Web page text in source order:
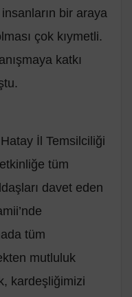
bir araya
çok kıymetli.
katkı
İl Temsilciliği
tüm
davet eden
tüm
mutluluk
kardeşliğimizi